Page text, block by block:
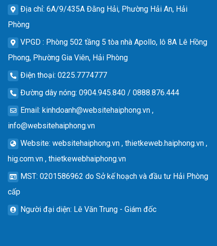
Địa chỉ: 6A/9/435A Đằng Hải, Phường Hải An, Hải
Phòng
VPGD : Phòng 502 tầng 5 tòa nhà Apollo, lô 8A Lê Hồng
Phong, Phường Gia Viên, Hải Phòng
Điện thoại: 0225.7774777
Đường dây nóng: 0904.945.840 / 0888.876.444
Email: kinhdoanh@websitehaiphong.vn ,
info@websitehaiphong.vn
Website: websitehaiphong.vn , thietkeweb.haiphong.vn ,
hig.com.vn , thietkewebhaiphong.vn
MST: 0201586962 do Sở kế hoạch và đầu tư Hải Phòng
cấp
Người đại diện: Lê Văn Trung - Giám đốc